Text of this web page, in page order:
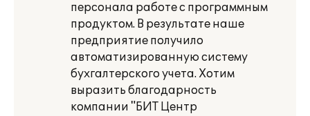
персонала работе с программным
продуктом. В результате наше
предприятие получило
автоматизированную систему
бухгалтерского учета. Хотим
выразить благодарность
компании "БИТ Центр